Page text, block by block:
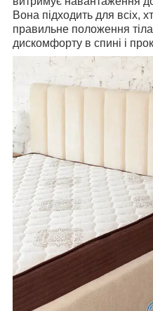
Вона підходить для всіх,
правильне положення
дискомфорту в спині і